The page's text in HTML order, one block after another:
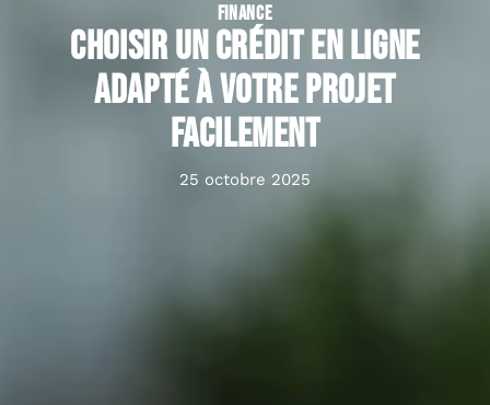
FINANCE
Choisir un crédit en ligne
adapté à votre projet
facilement
25 octobre 2025